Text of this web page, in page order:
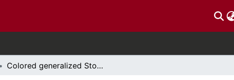
Colored generalized Stochastic Petri Nets for integrated systems protocol modelling.